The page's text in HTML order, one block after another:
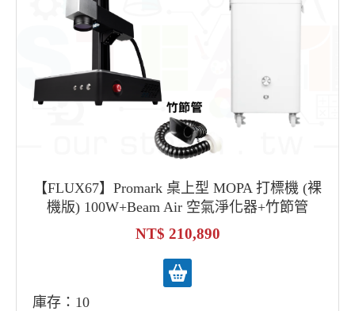
【FLUX67】Promark 桌上型 MOPA 打標機 (裸
機版) 100W+Beam Air 空氣淨化器+竹節管
210,890
庫存：10